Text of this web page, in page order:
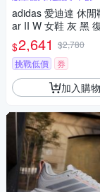
adidas 愛迪達 休閒
ar II W 女鞋 灰 黑
殼鞋 IH1598
$2,641 $2,780
挑戰低價
券
加入購